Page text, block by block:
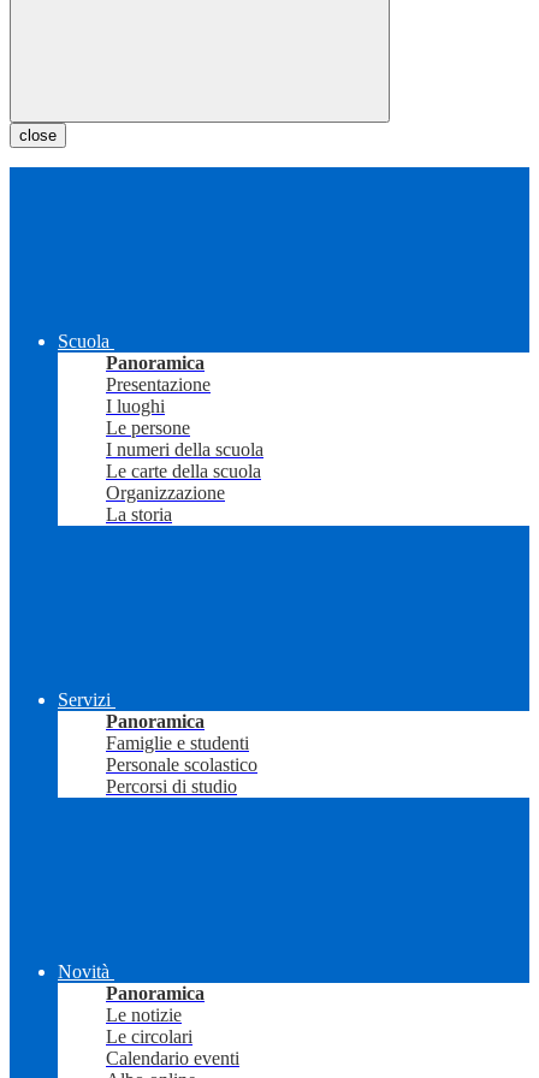
close
Scuola
Panoramica
Presentazione
I luoghi
Le persone
I numeri della scuola
Le carte della scuola
Organizzazione
La storia
Servizi
Panoramica
Famiglie e studenti
Personale scolastico
Percorsi di studio
Novità
Panoramica
Le notizie
Le circolari
Calendario eventi